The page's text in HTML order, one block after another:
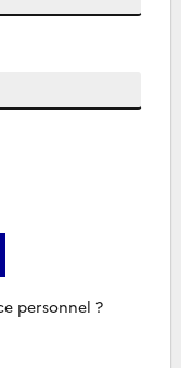
personnel ?